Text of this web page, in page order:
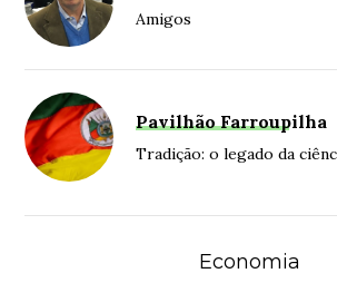
Amigos
Pavilhão Farroupilha
Tradição: o legado da
Economia